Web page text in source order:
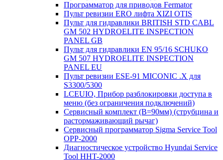
Программатор для приводов Fermator
Пульт ревизии ERO лифта XIZI OTIS
Пульт для гидравлики BRITISH STD CABL
GM 502 HYDROELITE INSPECTION
PANEL GB
Пульт для гидравлики EN 95/16 SCHUKO
GM 507 HYDROELITE INSPECTION
PANEL EU
Пульт ревизии ESE-91 MICONIC .X для
S3300/5300
LCEUIO, Прибор разблокировки доступа в
меню (без ограничения подключений)
Сервисный комплект (В=90мм) (струбцина и
растормаживающий рычаг)
Сервисный программатор Sigma Service Tool
OPP-2000
Диагностическое устройство Hyundai Service
Tool HHT-2000